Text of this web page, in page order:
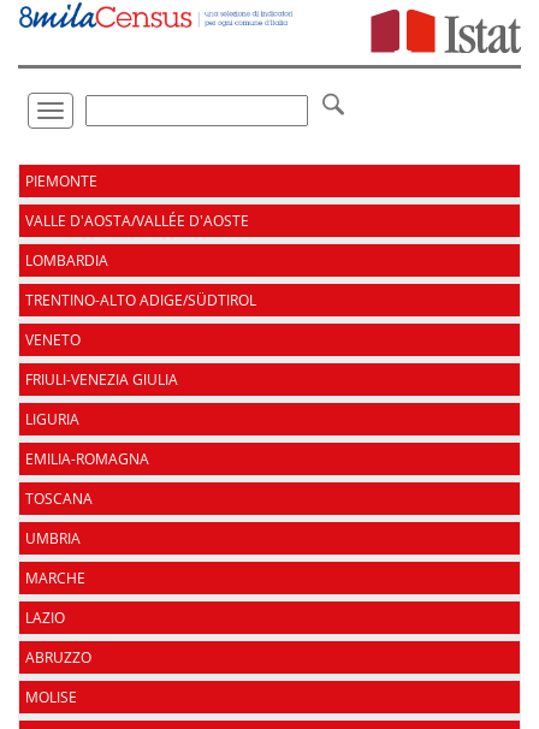
Vai
direttamente
Toggle
navigation
.
PIEMONTE
VALLE D'AOSTA/VALLÉE D'AOSTE
LOMBARDIA
TRENTINO-ALTO ADIGE/SÜDTIROL
VENETO
FRIULI-VENEZIA GIULIA
LIGURIA
EMILIA-ROMAGNA
TOSCANA
UMBRIA
MARCHE
LAZIO
ABRUZZO
MOLISE